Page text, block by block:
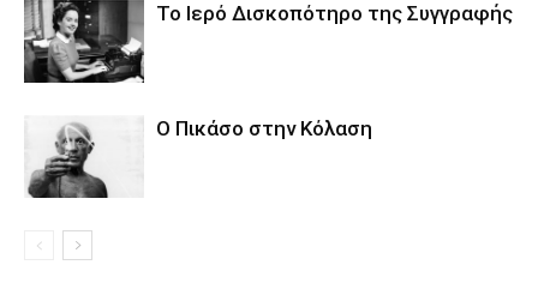
Το Ιερό Δισκοπότηρο της Συγγραφής
Ο Πικάσο στην Κόλαση